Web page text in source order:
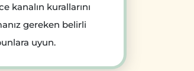
kanalın kurallarını
gereken belirli
uyun.